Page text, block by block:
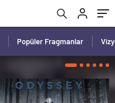
Popüler Fragmanlar